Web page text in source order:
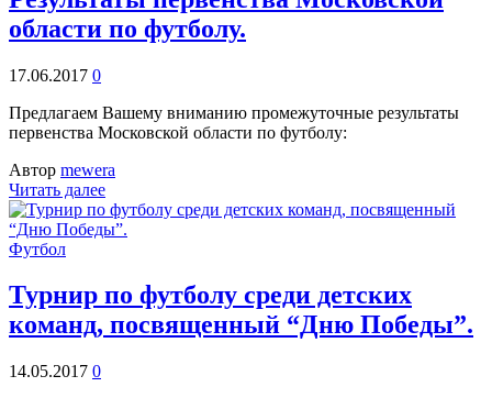
области по футболу.
17.06.2017 0
Предлагаем Вашему вниманию промежуточные результаты
первенства Московской области по футболу:
Автор mewera
Читать далее
Футбол
Турнир по футболу среди детских
команд, посвященный “Дню Победы”.
14.05.2017 0